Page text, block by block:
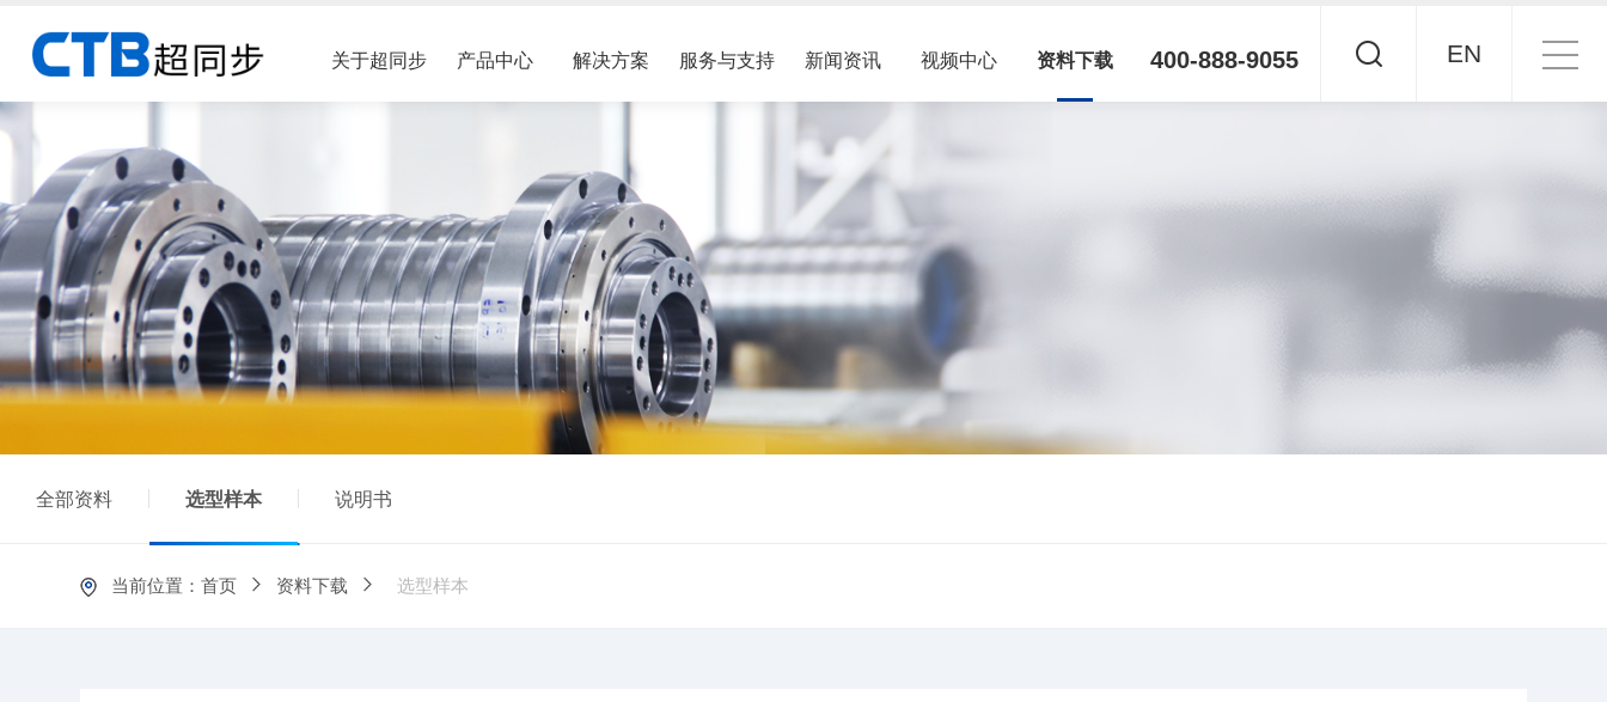
400-888-9055 EN
关于超同步
公司简介 企业文化
荣誉资质 厂房展示
联系我们 加入我们
产品中心
数控系统
HOST50车铣数控系统
伺服电机
Z18伺服主轴电机
PDM系列盘式电机
Z18L系列中心出水伺服主轴电机
S18B系列通用伺服电机
Z18H高速伺服主轴电机
伺服驱动器
D18交流伺服驱动器
ECM系列模组蓄能器
PCS系列压力机驱控一体机
D18-G系列交流伺服驱动器
解决方案
机床行业 压力机行业
液压伺服行业 油田行业
木工行业 建筑行业
摩擦焊
服务与支持
服务网络 备件维修
配件销售
新闻资讯
展会活动 企业资讯
视频中心 资料下载
选型样本
全部资料 选型样本 说明书
当前位置：首页 资料下载 选型样本